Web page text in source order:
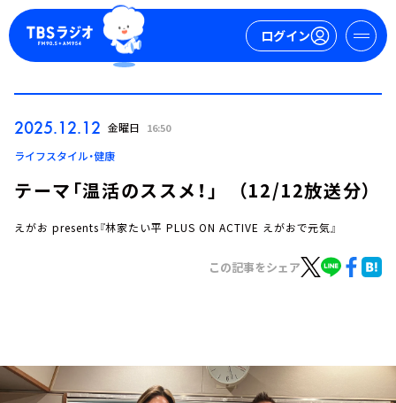
ログイン
ログイン
トピックス
TBS Podcast
2025.12.12 金曜日 16:50
ライフスタイル・健康
テーマ「温活のススメ！」 （12/12放送分）
えがお presents『林家たい平 PLUS ON ACTIVE えがおで元気』
この記事をシェア